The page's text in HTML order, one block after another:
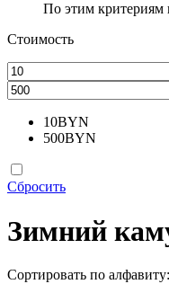
По этим критериям
Стоимость
10BYN
500BYN
Сбросить
Зимний
Сортировать по